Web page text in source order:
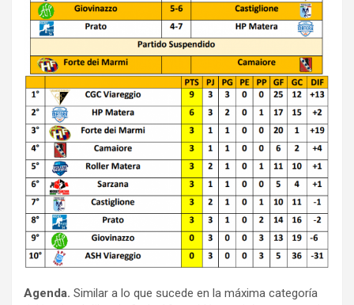
Agenda. Similar a lo que sucede en la máxima categoría